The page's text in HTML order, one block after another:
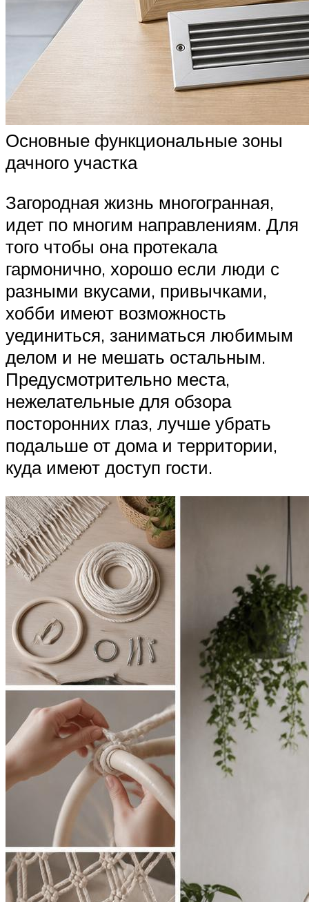
Основные функциональные зоны
дачного участка
Загородная жизнь многогранная,
идет по многим направлениям. Для
того чтобы она протекала
гармонично, хорошо если люди с
разными вкусами, привычками,
хобби имеют возможность
уединиться, заниматься любимым
делом и не мешать остальным.
Предусмотрительно места,
нежелательные для обзора
посторонних глаз, лучше убрать
подальше от дома и территории,
куда имеют доступ гости.